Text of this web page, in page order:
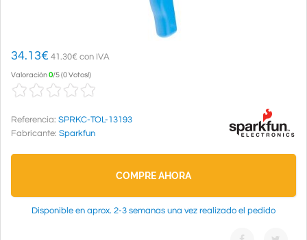
34.13€ 41.30€ con IVA
Valoración0/5(0 Votos!)
Referencia: SPRKC-TOL-13193
Fabricante: Sparkfun
COMPRE AHORA
Disponible en aprox. 2-3 semanas una vez realizado el pedido